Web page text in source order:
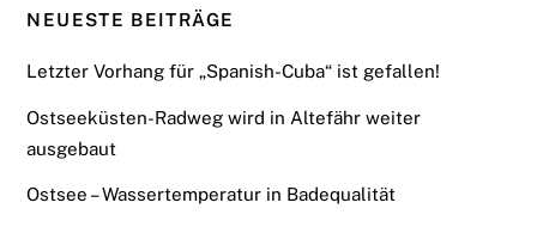
NEUESTE BEITRÄGE
Letzter Vorhang für „Spanish-Cuba“ ist gefallen!
Ostseeküsten-Radweg wird in Altefähr weiter
ausgebaut
Ostsee – Wassertemperatur in Badequalität